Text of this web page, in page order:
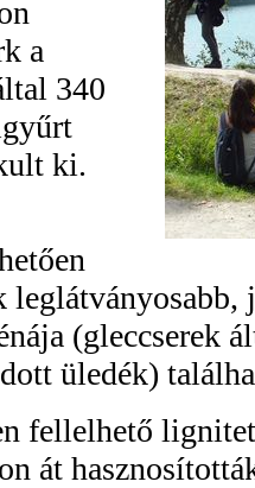
a
340
ki.
(gleccserek
üledék)
fellelhető
át